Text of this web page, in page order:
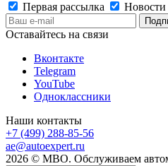
Первая рассылка
Новости
Оставайтесь на связи
Вконтакте
Telegram
YouTube
Одноклассники
Наши контакты
+7 (499) 288-85-56
ae@autoexpert.ru
2026 © МВО. Обслуживаем